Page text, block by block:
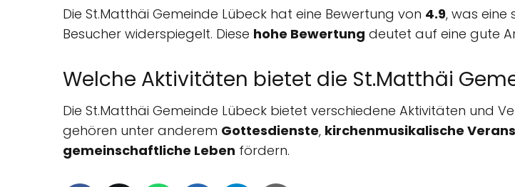
Die St.Matthäi Gemeinde Lübeck hat eine Bewertung von 4.9, was eine
Besucher widerspiegelt. Diese hohe Bewertung deutet auf eine gute
Welche Aktivitäten bietet die St.Matthäi
Die St.Matthäi Gemeinde Lübeck bietet verschiedene Aktivitäten und
gehören unter anderem Gottesdienste, kirchenmusikalische
gemeinschaftliche Leben fördern.